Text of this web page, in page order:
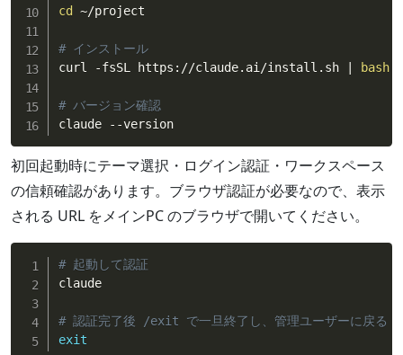
cd
~/project
# インストール
curl -fsSL https://claude.ai/install.sh
bash
# バージョン確認
claude --version
初回起動時にテーマ選択・ログイン認証・ワークスペース
の信頼確認があります。ブラウザ認証が必要なので、表示
される URL をメインPC のブラウザで開いてください。
# 起動して認証
claude
# 認証完了後 /exit で一旦終了し、管理ユーザーに戻る
exit